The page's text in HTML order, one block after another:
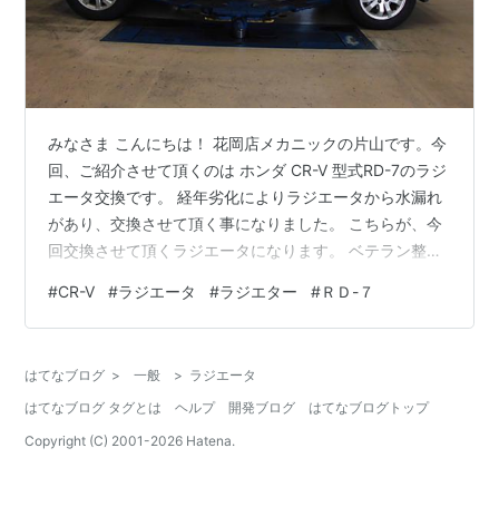
みなさま こんにちは！ 花岡店メカニックの片山です。今
回、ご紹介させて頂くのは ホンダ CR-V 型式RD-7のラジ
エータ交換です。 経年劣化によりラジエータから水漏れ
があり、交換させて頂く事になりました。 こちらが、今
回交換させて頂くラジエータになります。 ベテラン整備
ブタンクも交換させて頂きます。 こちらも劣化でタンク
に穴が空いてしまうと水漏れの原因になるので同時作業
ラジエータです！ 車に取り付けていきます！ 最後に冷却
水を入れて、エア抜きをし、漏れが無いかを確認後、作
業完了になります…
#CR-V #ラジエータ #ラジエター #ＲＤ-７
はてなブログ > 一般 > ラジエータ
はてなブログ タグとは
ヘルプ 開発ブログ
はてなブログトップ
Copyright (C) 2001-2026 Hatena.